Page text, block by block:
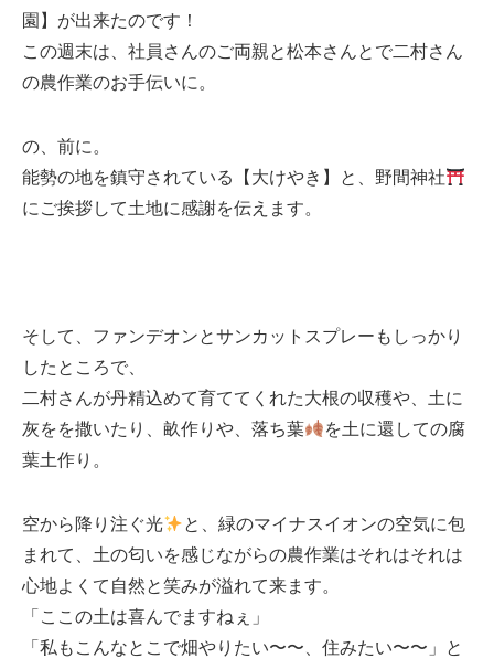
園】が出来たのです！
この週末は、社員さんのご両親と松本さんとで二村さん
の農作業のお手伝いに。
の、前に。
能勢の地を鎮守されている【大けやき】と、野間神社
にご挨拶して土地に感謝を伝えます。
そして、ファンデオンとサンカットスプレーもしっかり
したところで、
二村さんが丹精込めて育ててくれた大根の収穫や、土に
灰をを撒いたり、畝作りや、落ち葉
を土に還しての腐
葉土作り。
空から降り注ぐ光
と、緑のマイナスイオンの空気に包
まれて、土の匂いを感じながらの農作業はそれはそれは
心地よくて自然と笑みが溢れて来ます。
「ここの土は喜んでますねぇ」
「私もこんなとこで畑やりたい〜〜、住みたい〜〜」と